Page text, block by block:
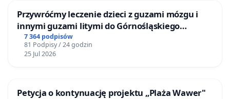
Przywróćmy leczenie dzieci z guzami mózgu i
innymi guzami litymi do Górnośląskiego
Centrum Zdrowia Dziecka w Katowicach
7 364 podpisów
81 Podpisy / 24 godzin
25 Jul 2026
Petycja o kontynuację projektu „Plaża Wawer"